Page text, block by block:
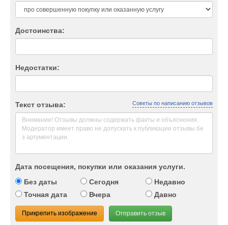
Достоинства:
Недостатки:
Текст отзыва: Советы по написанию отзывов
Дата посещения, покупки или оказания услуги.
Без даты
Сегодня
Недавно
Точная дата
Вчера Давно
Прикрепить изображение Отправить отзыв